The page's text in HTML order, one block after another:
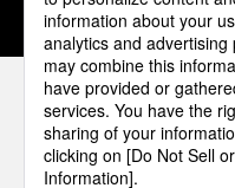
パナソニックの